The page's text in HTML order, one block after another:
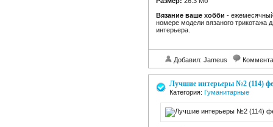
Вязание ваше хобби -
номере модели вязаного трикотажа
интерьера.
Добавил: Jameus
Лучшие интерьеры №2 (114)
Категория: Гуманитарные